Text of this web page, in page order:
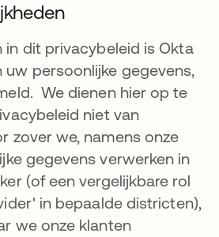
in dit privacybeleid is Okta
uw persoonlijke gegevens,
We dienen hier op te
niet van
zover we, namens onze
gegevens verwerken in
(of een vergelijkbare rol
in bepaalde districten),
we onze klanten